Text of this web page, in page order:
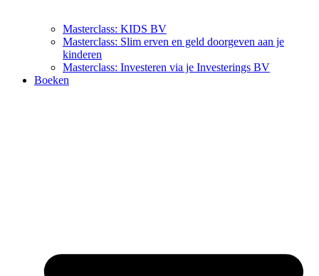
Masterclass: KIDS BV
Masterclass: Slim erven en geld doorgeven aan je
kinderen
Masterclass: Investeren via je Investerings BV
Boeken